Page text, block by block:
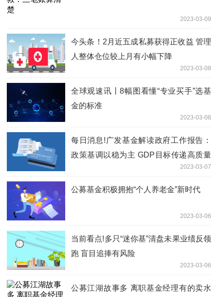
2023-03-09
今头条！2月近五成私募获得正收益 管理
人整体仓位较上月有小幅下降
2023-03-08
全球观速讯丨8幅图看懂“专业买手”选基
金的标准
2023-03-08
每日消息!广发基金解读政府工作报告：
政策基调以稳为主 GDP目标传递高质量
2023-03-07
公募基金积极拥抱“个人养老金”新时代
2023-03-06
当前看点!多只“迷你基”清盘未果业绩反领
跑 盲目追捧有风险
2023-03-06
公募江湖故事多 离职基金经理有的卖水